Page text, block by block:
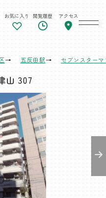
お気に入り 閲覧履歴 アクセス
五反田駅 セブンスター
山 307